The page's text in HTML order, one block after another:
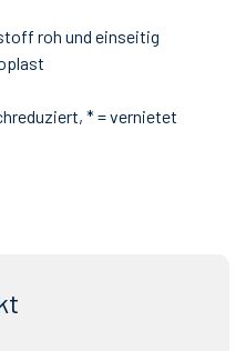
roh und einseitig
* = vernietet